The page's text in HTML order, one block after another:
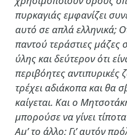
πυρκαγιάς εμφανίζει
αυτό σε απλά ελληνικά;
παντού τεράστιες
ύλης και δεύτερον ότι
περιβόητες
τρέχει αδιάκοπα και θα
καίγεται. Και ο
μπορούσε να γίνει
Αμ’ το άλλο; Γι’ αυτόν